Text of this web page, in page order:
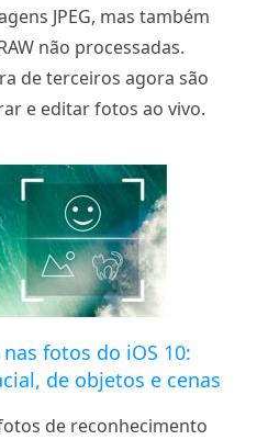
JPEG, mas também
não processadas.
de terceiros agora são
e editar fotos ao vivo.
fotos do iOS 10:
de objetos e cenas
de reconhecimento